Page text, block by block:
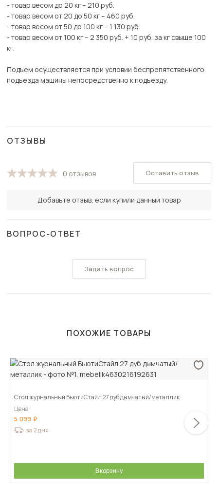
- товар весом до 20 кг – 210 руб.
- товар весом от 20 до 50 кг – 460 руб.
- товар весом от 50 до 100 кг – 1 130 руб.
- товар весом от 100 кг – 2 350 руб. + 10 руб. за кг свыше 100
кг.
Подъем осуществляется при условии беспрепятственного
подъезда машины непосредственно к подъезду.
ОТЗЫВЫ
0 отзывов
Добавьте отзыв, если купили данный товар
Оставить отзыв
ВОПРОС-ОТВЕТ
Задать вопрос
ПОХОЖИЕ ТОВАРЫ
Стол журнальный БьютиСтайл 27 дуб дымчатый/металлик
Цена
5 099
за 2 дня
В корзину